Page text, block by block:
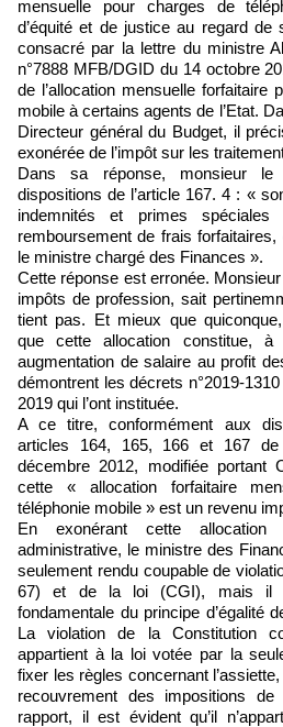
mensuelle pour charges de
d’équité et de justice au regard de
consacré par la lettre du ministre
n°7888 MFB/DGID du 14 octobre
de l’allocation mensuelle forfaitaire
mobile à certains agents de l’Etat.
Directeur général du Budget, il
exonérée de l’impôt sur les
Dans sa réponse, monsieur
dispositions de l’article 167. 4 : «
indemnités et primes
remboursement de frais
le ministre chargé des Finances ».
Cette réponse est erronée.
impôts de profession, sait
tient pas. Et mieux que
que cette allocation constitue,
augmentation de salaire au profit
démontrent les décrets n°2019-
2019 qui l’ont instituée.
A ce titre, conformément aux
articles 164, 165, 166 et 167
décembre 2012, modifiée portant
cette « allocation forfaitaire
téléphonie mobile » est un revenu
En exonérant cette
administrative, le ministre des
seulement rendu coupable de
67) et de la loi (CGI), mais il
fondamentale du principe d’égalité
La violation de la Constitution
appartient à la loi votée par la
fixer les règles concernant
recouvrement des impositions
rapport, il est évident qu’il